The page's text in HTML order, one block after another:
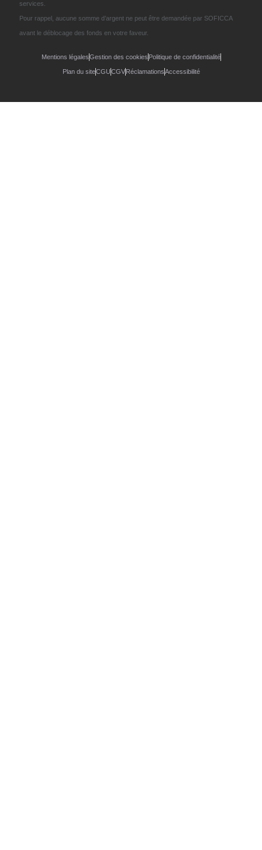
services.
Pour rappel, aucune somme d’argent ne peut être demandée par SOFICCA
avant le déblocage des fonds en votre faveur.
Mentions légalesGestion des cookies Politique de confidentialité
Plan du siteCGUCGV RéclamationsAccessibilité